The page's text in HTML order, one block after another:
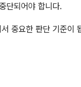
단되어야 합니다.
중요한 판단 기준이